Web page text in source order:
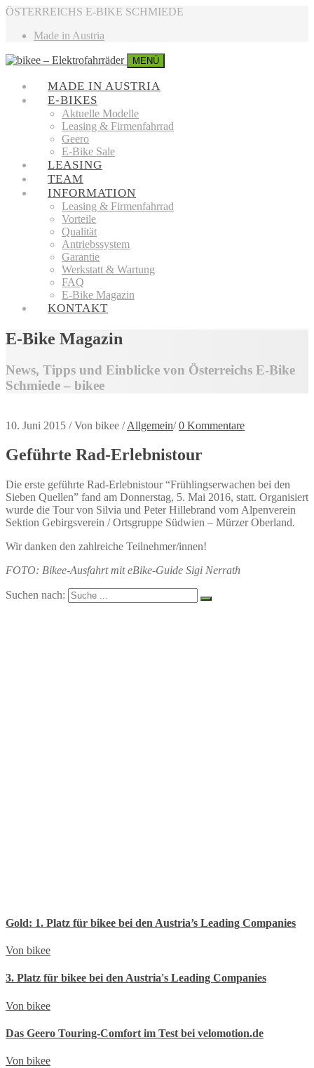
ÖSTERREICHS E-BIKE SCHMIEDE
Made in Austria
MENÜ
MADE IN AUSTRIA
E-BIKES
Aktuelle Modelle
Leasing & Firmenfahrrad
Geero
E-Bike Sale
LEASING
TEAM
INFORMATION
Leasing & Firmenfahrrad
Vorteile
Qualität
Antriebssystem
Garantie
Werkstatt & Wartung
FAQ
E-Bike Magazin
KONTAKT
E-Bike Magazin
News, Tipps und Einblicke von Österreichs E-Bike
Schmiede – bikee
10. Juni 2015 / Von bikee / Allgemein/ 0 Kommentare
Geführte Rad-Erlebnistour
Die erste geführte Rad-Erlebnistour “Frühlingserwachen bei den
Sieben Quellen” fand am Donnerstag, 5. Mai 2016, statt. Organisiert
wurde die Tour von Silvia und Peter Hillebrand vom Alpenverein
Sektion Gebirgsverein / Ortsgruppe Südwien – Mürzer Oberland.
Wir danken den zahlreiche Teilnehmer/innen!
FOTO: Bikee-Ausfahrt mit eBike-Guide Sigi Nerrath
Suchen nach:
Gold: 1. Platz für bikee bei den Austria’s Leading Companies
Von bikee
3. Platz für bikee bei den Austria's Leading Companies
Von bikee
Das Geero Touring-Comfort im Test bei velomotion.de
Von bikee